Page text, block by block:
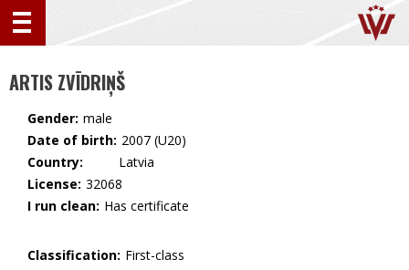
ARTIS ZVĪDRIŅŠ
Gender: male
Date of birth: 2007 (U20)
Country:
🇱🇻 Latvia
License: 32068
I run clean: Has certificate
Classification: First-class